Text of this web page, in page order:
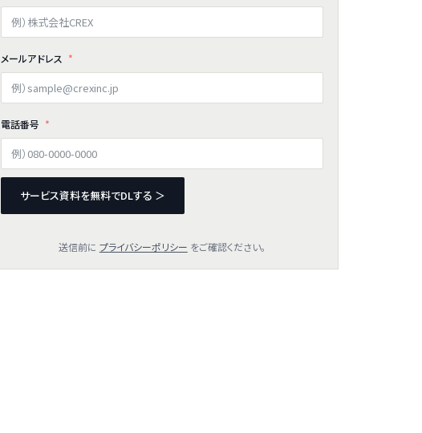
メールアドレス
電話番号
サービス資料を無料でDLする ＞
送信前に プライバシーポリシー をご確認ください。